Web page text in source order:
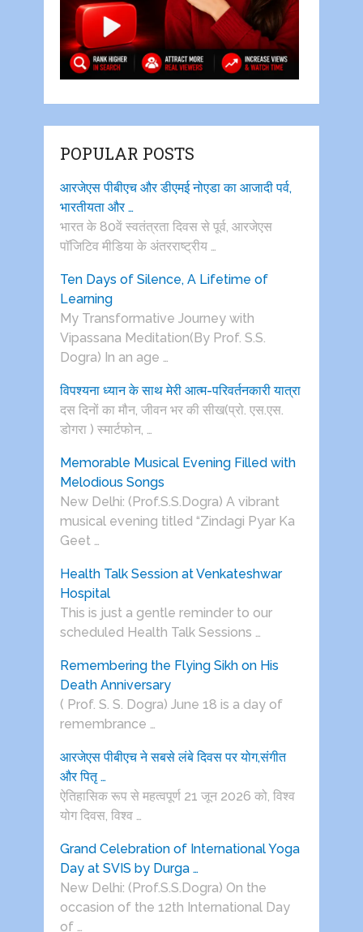
POPULAR POSTS
आरजेएस पीबीएच और डीएमई नोएडा का आजादी पर्व,
भारतीयता और …
भारत के 80वें स्वतंत्रता दिवस से पूर्व, आरजेएस
पाॅजिटिव मीडिया के अंतरराष्ट्रीय …
Ten Days of Silence, A Lifetime of
Learning
My Transformative Journey with
Vipassana Meditation(By Prof. S.S.
Dogra) In an age …
विपश्यना ध्यान के साथ मेरी आत्म-परिवर्तनकारी यात्रा
दस दिनों का मौन, जीवन भर की सीख(प्रो. एस.एस.
डोगरा ) स्मार्टफोन, …
Memorable Musical Evening Filled with
Melodious Songs
New Delhi: (Prof.S.S.Dogra) A vibrant
musical evening titled “Zindagi Pyar Ka
Geet …
Health Talk Session at Venkateshwar
Hospital
This is just a gentle reminder to our
scheduled Health Talk Sessions …
Remembering the Flying Sikh on His
Death Anniversary
( Prof. S. S. Dogra) June 18 is a day of
remembrance …
आरजेएस पीबीएच ने सबसे लंबे दिवस पर योग,संगीत
और पितृ …
ऐतिहासिक रूप से महत्वपूर्ण 21 जून 2026 को, विश्व
योग दिवस, विश्व …
Grand Celebration of International Yoga
Day at SVIS by Durga …
New Delhi: (Prof.S.S.Dogra) On the
occasion of the 12th International Day
of …